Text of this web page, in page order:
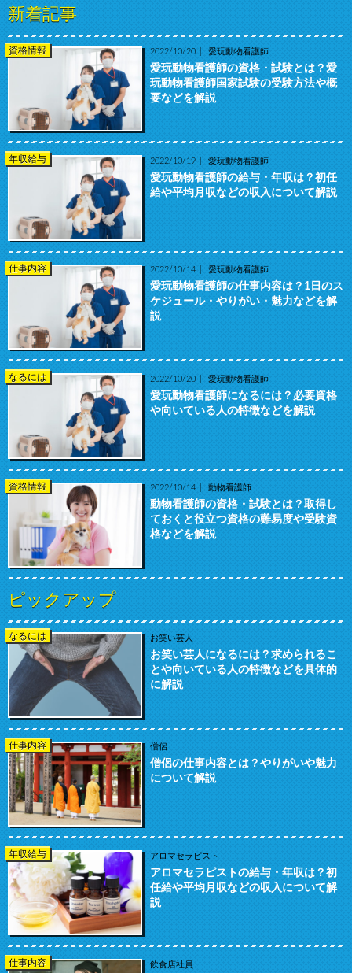
新着記事
資格情報 2022/10/20 愛玩動物看護師
愛玩動物看護師の資格・試験とは？愛
玩動物看護師国家試験の受験方法や概
要などを解説
年収給与 2022/10/19 愛玩動物看護師
愛玩動物看護師の給与・年収は？初任
給や平均月収などの収入について解説
仕事内容 2022/10/14 愛玩動物看護師
愛玩動物看護師の仕事内容は？1日のス
ケジュール・やりがい・魅力などを解
説
なるには 2022/10/20 愛玩動物看護師
愛玩動物看護師になるには？必要資格
や向いている人の特徴などを解説
資格情報 2022/10/14 動物看護師
動物看護師の資格・試験とは？取得し
ておくと役立つ資格の難易度や受験資
格などを解説
ピックアップ
なるには お笑い芸人
お笑い芸人になるには？求められるこ
とや向いている人の特徴などを具体的
に解説
仕事内容 僧侶
僧侶の仕事内容とは？やりがいや魅力
について解説
年収給与 アロマセラピスト
アロマセラピストの給与・年収は？初
任給や平均月収などの収入について解
説
仕事内容 飲食店社員